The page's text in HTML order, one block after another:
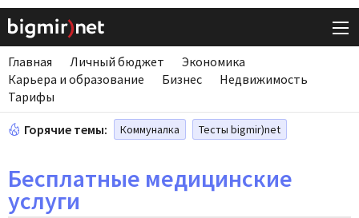
Главная Личный бюджет
Экономика
Карьера и образование
Бизнес
Недвижимость
Тарифы
Горячие темы: Коммуналка Тесты bigmir)net
Бесплатные медицинские
услуги